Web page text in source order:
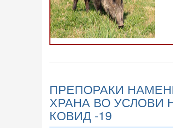
ПРЕПОРАКИ
ХРАНА ВО УСЛОВИ
КОВИД -19